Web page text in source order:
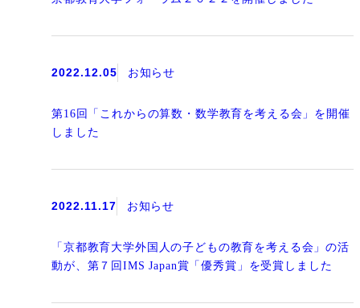
2022.12.05 お知らせ
第16回「これからの算数・数学教育を考える会」を開催
しました
2022.11.17 お知らせ
「京都教育大学外国人の子どもの教育を考える会」の活
動が、第７回IMS Japan賞「優秀賞」を受賞しました